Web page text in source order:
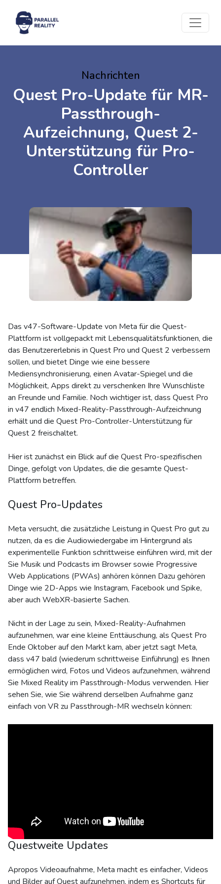
Nachrichten
Quest Pro-Update für MR-
Passthrough-
Aufzeichnung, Quest 2-
Unterstützung für Pro-
Controller
Das v47-Software-Update von Meta für die Quest-
Plattform ist vollgepackt mit Lebensqualitätsfunktionen, die
das Benutzererlebnis in Quest Pro und Quest 2 verbessern
sollen, und bietet Dinge wie eine bessere
Mediensynchronisierung, einen Avatar-Spiegel und die
Möglichkeit, Apps direkt zu verschenken Ihre Wunschliste
an Freunde und Familie. Noch wichtiger ist, dass Quest Pro
in v47 endlich Mixed-Reality-Passthrough-Aufzeichnung
erhält und die Quest Pro-Controller-Unterstützung für
Quest 2 freischaltet.
Hier ist zunächst ein Blick auf die Quest Pro-spezifischen
Dinge, gefolgt von Updates, die die gesamte Quest-
Plattform betreffen.
Quest Pro-Updates
Meta versucht, die zusätzliche Leistung in Quest Pro gut zu
nutzen, da es die Audiowiedergabe im Hintergrund als
experimentelle Funktion schrittweise einführen wird, mit der
Sie Musik und Podcasts im Browser sowie Progressive
Web Applications (PWAs) anhören können Dazu gehören
Dinge wie 2D-Apps wie Instagram, Facebook und Spike,
aber auch WebXR-basierte Sachen.
Nicht in der Lage zu sein, Mixed-Reality-Aufnahmen
aufzunehmen, war eine kleine Enttäuschung, als Quest Pro
Ende Oktober auf den Markt kam, aber jetzt sagt Meta,
dass v47 bald (wiederum schrittweise Einführung) es Ihnen
ermöglichen wird, Fotos und Videos aufzunehmen, während
Sie Mixed Reality im Passthrough-Modus verwenden. Hier
sehen Sie, wie Sie während derselben Aufnahme ganz
einfach von VR zu Passthrough-MR wechseln können:
Questweite Updates
Apropos Videoaufnahme, Meta macht es einfacher, Videos
und Bilder auf Quest aufzunehmen, indem es Shortcuts für